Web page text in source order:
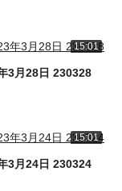
15:01
3月28日 230328
15:01
3月24日 230324